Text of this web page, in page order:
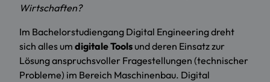
Wirtschaften?
Im Bachelorstudiengang Digital Engineering dreht
sich alles um digitale Tools und deren Einsatz zur
Lösung anspruchsvoller Fragestellungen (technischer
Probleme) im Bereich Maschinenbau. Digital